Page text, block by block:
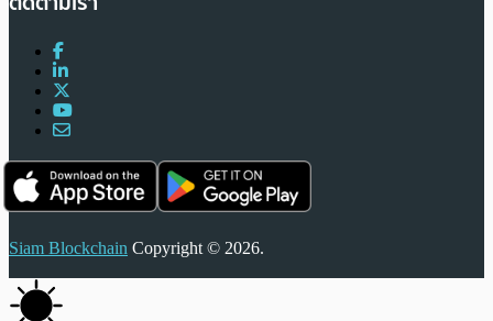
Siam Blockchain Copyright © 2026.